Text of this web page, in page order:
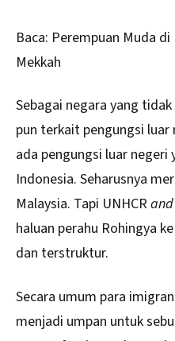
Baca: Perempuan Muda di
Mekkah
Sebagai negara yang
pun terkait pengungsi
ada pengungsi luar negeri
Indonesia. Seharusnya
Malaysia. Tapi UNHCR
haluan perahu Rohingya
dan terstruktur.
Secara umum para
menjadi umpan untuk